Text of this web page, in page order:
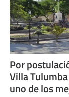
Por
Villa
uno de los